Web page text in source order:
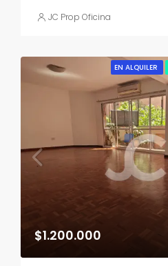
JC Prop Oficina
EN ALQUILER
$1.200.000